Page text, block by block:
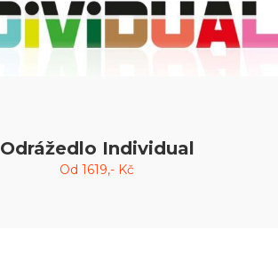
Odrážedlo Individual
Od 1619,- Kč